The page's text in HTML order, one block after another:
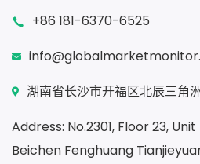
+86 181-6370-6525
湖南省长沙市开福区北辰三角洲
Address: No.2301, Floor 23, Unit
Beichen Fenghuang